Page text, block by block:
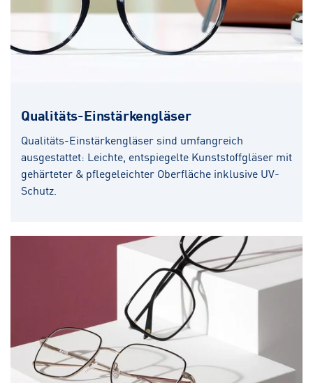
Qualitäts-Einstärkengläser
Qualitäts-Einstärkengläser sind umfangreich
ausgestattet: Leichte, entspiegelte Kunststoffgläser mit
gehärteter & pflegeleichter Oberfläche inklusive UV-
Schutz.